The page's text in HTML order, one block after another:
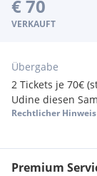
€ 70
VERKAUFT
Übergabe
2 Tickets je 70€
Udine diesen
Rechtlicher Hinweis
Premium